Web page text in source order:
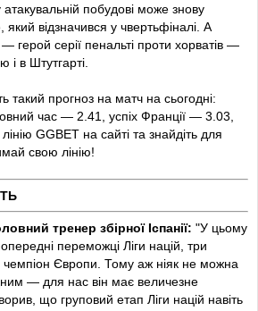
штрафного замикав простріл Дуе з
але рикошет від Гюйсена забрав Сімон.
ззаду на правому фланзі зрубав Дуе.
із правого флангу штрафного низом у
Сімон.
з правого флангу забрав Меньян.
під час передачі на лівий фланг
із розіграшу штрафного в глибині закинув
фланг чужих володінь для Субіменді,
удар Гюсену.
побудові може знову
відзначився у чвертьфіналі. А
серії пенальті проти хорватів —
в Штутгарті.
такий прогноз на матч на сьогодні:
час — 2.41, успіх Франції — 3.03,
GGBET на сайті та знайдіть для
свою лінію!
тренер збірної Іспанії: "У цьому
переможці Ліги націй, три
чемпіон Європи. Тому аж ніяк не можна
— для нас він має величезне
що груповий етап Ліги націй навіть